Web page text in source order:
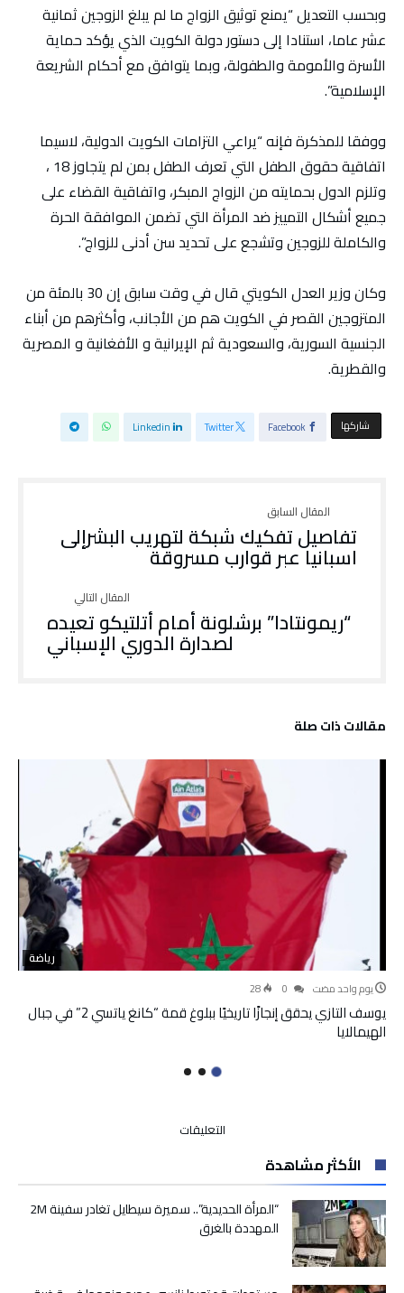
وبحسب التعديل “يمنع توثيق الزواج ما لم يبلغ الزوجين ثمانية
عشر عاما، استنادا إلى دستور دولة الكويت الذي يؤكد حماية
الأسرة والأمومة والطفولة، وبما يتوافق مع أحكام الشريعة
الإسلامية”.
ووفقا للمذكرة فإنه “يراعي التزامات الكويت الدولية، لاسيما
اتفاقية حقوق الطفل التي تعرف الطفل بمن لم يتجاوز 18 ،
وتلزم الدول بحمايته من الزواج المبكر، واتفاقية القضاء على
جميع أشكال التمييز ضد المرأة التي تضمن الموافقة الحرة
والكاملة للزوجين وتشجع على تحديد سن أدنى للزواج”.
وكان وزير العدل الكويتي قال في وقت سابق إن 30 بالمئة من
المتزوجين القصر في الكويت هم من الأجانب، وأكثرهم من أبناء
الجنسية السورية، والسعودية ثم الإيرانية و الأفغانية و المصرية
والقطرية.
‫‫ شاركها‬ Facebook
Twitter
Linkedin
تفاصيل تفكيك شبكة لتهريب البشرإلى
اسبانيا عبر قوارب مسروقة
“ريمونتادا” برشلونة أمام أتلتيكو تعيده
لصدارة الدوري الإسباني
‫مقالات ذات صلة‬
رياضة
‫‫‫‏‫يوم واحد مضت‬ 28
يوسف التازي يحقق إنجازًا تاريخيًا ببلوغ قمة “كانغ ياتسي 2” في جبال
الهيمالايا
التعليقات
حقوق
الطفل..
الكويت
الأكثر مشاهدة
“المرأة الحديدية”.. سميرة سيطايل تغادر سفينة 2M
المهددة بالغرق